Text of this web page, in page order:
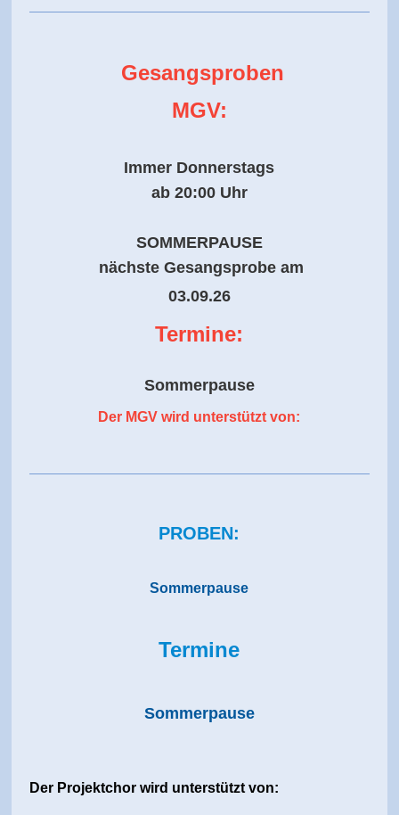
Gesangsproben
MGV:
Immer Donnerstags
ab 20:00 Uhr
SOMMERPAUSE
nächste Gesangsprobe am
03.09.26
Termine:
Sommerpause
Der MGV wird unterstützt von:
PROBEN:
Sommerpause
Termine
Sommerpause
Der Projektchor wird unterstützt von: